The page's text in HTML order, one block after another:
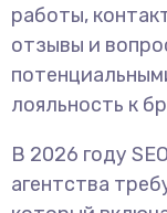
работы,
отзывы и
лояльность к
В 2026 году
агентства